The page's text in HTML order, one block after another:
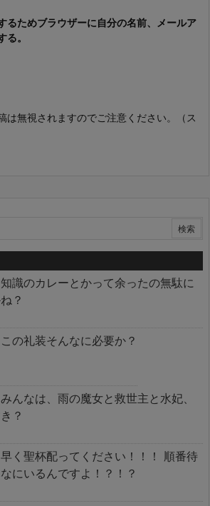
るためブラウザーに自分の名前、メールア
る。
は無視されますのでご注意ください。（ス
知識のカレーとかって余ったの無駄に
？
この礼装そんなに必要か？
みんなは、雨の魔女と救世主と水妃、
？
早く聖杯配ってください！！！ 順番待
にいるんですよ！？！？